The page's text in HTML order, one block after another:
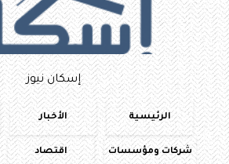
إسكان نيوز
الرئيسية الأخبار
شركات ومؤسسات اقتصاد